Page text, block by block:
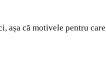
că motivele pentru care